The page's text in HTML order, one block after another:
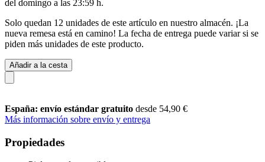
del domingo a las 23:59 h.
Solo quedan 12 unidades de este artículo en nuestro almacén. ¡La
nueva remesa está en camino! La fecha de entrega puede variar si se
piden más unidades de este producto.
Añadir a la cesta
España: envío estándar gratuito desde 54,90 €
Más información sobre envío y entrega
Propiedades